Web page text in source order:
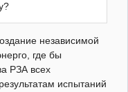
независимой
где бы
РЗА всех
испытаний